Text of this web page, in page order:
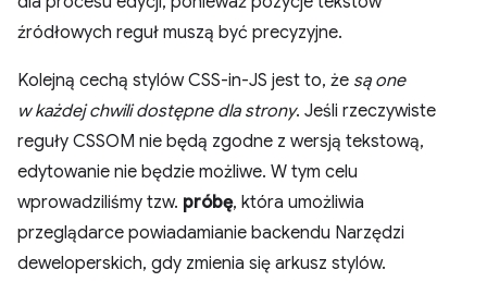
źródłowych reguł muszą być precyzyjne.
Kolejną cechą stylów CSS-in-JS jest to, że są one
w każdej chwili dostępne dla strony. Jeśli rzeczywiste
reguły CSSOM nie będą zgodne z wersją tekstową,
edytowanie nie będzie możliwe. W tym celu
wprowadziliśmy tzw. próbę, która umożliwia
przeglądarce powiadamianie backendu Narzędzi
deweloperskich, gdy zmienia się arkusz stylów.